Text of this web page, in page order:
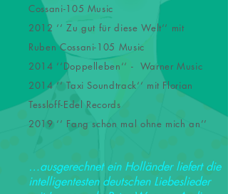
Cossani-105 Music
2012 ‘‘ Zu gut für diese Welt‘‘ mit
Ruben Cossani-105 Music
2014 ‘‘Doppelleben‘‘ - Warner Music
2014 ‘‘ Taxi Soundtrack‘‘ mit Florian
Tessloff-Edel Records
2019 ‘‘ Fang schon mal ohne mich an’’
…ausgerechnet ein Holländer liefert die
intelligentesten deutschen Liebeslieder